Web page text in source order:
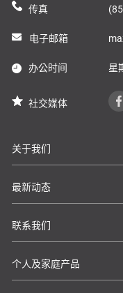
传真
电子邮箱
办公时间 星
社交媒体
关于我们
最新动态
联系我们
个人及家庭产品